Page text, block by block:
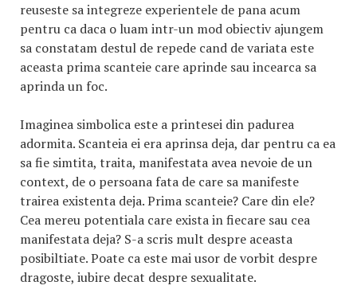
reuseste sa integreze experientele de pana acum
pentru ca daca o luam intr-un mod obiectiv ajungem
sa constatam destul de repede cand de variata este
aceasta prima scanteie care aprinde sau incearca sa
aprinda un foc.
Imaginea simbolica este a printesei din padurea
adormita. Scanteia ei era aprinsa deja, dar pentru ca ea
sa fie simtita, traita, manifestata avea nevoie de un
context, de o persoana fata de care sa manifeste
trairea existenta deja. Prima scanteie? Care din ele?
Cea mereu potentiala care exista in fiecare sau cea
manifestata deja? S-a scris mult despre aceasta
posibiltiate. Poate ca este mai usor de vorbit despre
dragoste, iubire decat despre sexualitate.